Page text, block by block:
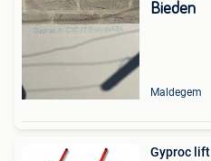
Bieden
Maldegem
Gyproc lift